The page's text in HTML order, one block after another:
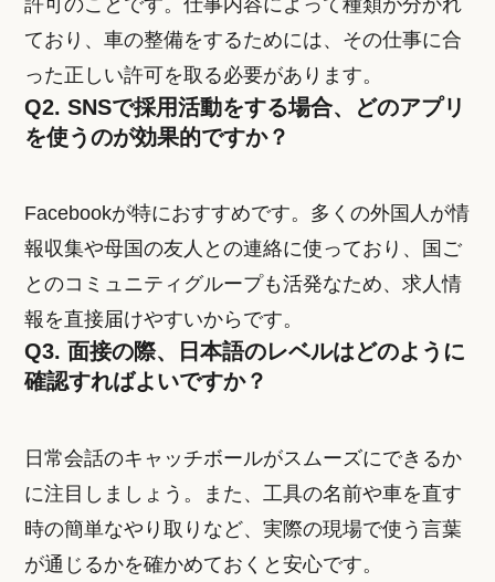
ており、車の整備をするためには、その仕事に合
った正しい許可を取る必要があります。
Q2. SNSで採用活動をする場合、どのアプリ
を使うのが効果的ですか？
Facebookが特におすすめです。多くの外国人が情
報収集や母国の友人との連絡に使っており、国ご
とのコミュニティグループも活発なため、求人情
報を直接届けやすいからです。
Q3. 面接の際、日本語のレベルはどのように
確認すればよいですか？
日常会話のキャッチボールがスムーズにできるか
に注目しましょう。また、工具の名前や車を直す
時の簡単なやり取りなど、実際の現場で使う言葉
が通じるかを確かめておくと安心です。